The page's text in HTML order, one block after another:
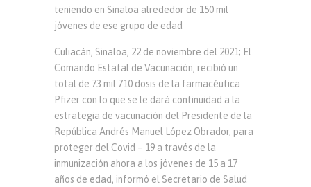
teniendo en Sinaloa alrededor de 150 mil
jóvenes de ese grupo de edad
Culiacán, Sinaloa, 22 de noviembre del 2021; El
Comando Estatal de Vacunación, recibió un
total de 73 mil 710 dosis de la farmacéutica
Pfizer con lo que se le dará continuidad a la
estrategia de vacunación del Presidente de la
República Andrés Manuel López Obrador, para
proteger del Covid – 19 a través de la
inmunización ahora a los jóvenes de 15 a 17
años de edad, informó el Secretario de Salud